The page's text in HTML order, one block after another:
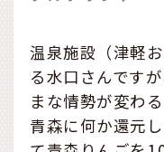
温泉施設（津軽
る水口さんです
まな情勢が変わ
青森に何か還元